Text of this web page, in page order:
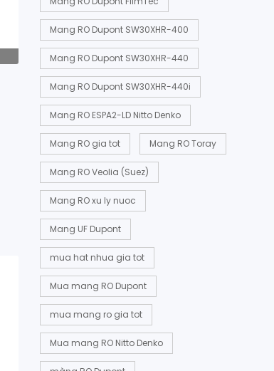
Mang RO Dupont SW30XHR-400
Mang RO Dupont SW30XHR-440
Mang RO Dupont SW30XHR-440i
Mang RO ESPA2-LD Nitto Denko
Mang RO gia tot Mang RO Toray
Mang RO Veolia (Suez)
Mang RO xu ly nuoc
Mang UF Dupont
mua hat nhua gia tot
Mua mang RO Dupont
mua mang ro gia tot
Mua mang RO Nitto Denko